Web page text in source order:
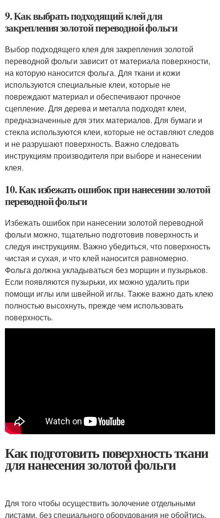
9. Как выбрать подходящий клей для
закрепления золотой переводной фольги
Выбор подходящего клея для закрепления золотой
переводной фольги зависит от материала поверхности,
на которую наносится фольга. Для ткани и кожи
используются специальные клеи, которые не
повреждают материал и обеспечивают прочное
сцепление. Для дерева и металла подходят клеи,
предназначенные для этих материалов. Для бумаги и
стекла используются клеи, которые не оставляют следов
и не разрушают поверхность. Важно следовать
инструкциям производителя при выборе и нанесении
клея.
10. Как избежать ошибок при нанесении золотой
переводной фольги
Избежать ошибок при нанесении золотой переводной
фольги можно, тщательно подготовив поверхность и
следуя инструкциям. Важно убедиться, что поверхность
чистая и сухая, и что клей наносится равномерно.
Фольга должна укладываться без морщин и пузырьков.
Если появляются пузырьки, их можно удалить при
помощи иглы или швейной иглы. Также важно дать клею
полностью высохнуть, прежде чем использовать
поверхность.
Как подготовить поверхность ткани
для нанесения золотой фольги
Для того чтобы осуществить золочение отдельными
листами, без специального оборудования не обойтись.